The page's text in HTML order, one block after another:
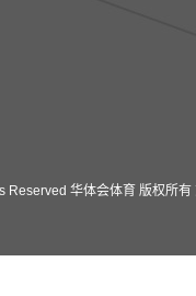
Reserved 华体会体育 版权所有